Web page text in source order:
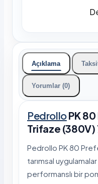
Açıklama
Yorumlar (0)
PedrolloPK
Trifaze (380V)
Pedrollo PK 80
tarımsal
performanslı bir